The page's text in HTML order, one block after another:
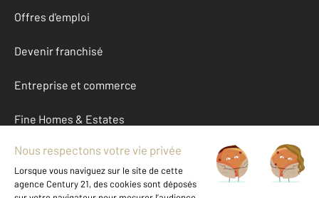
Offres d'emploi
Devenir franchisé
Entreprise et commerce
Fine Homes & Estates
À propos
International